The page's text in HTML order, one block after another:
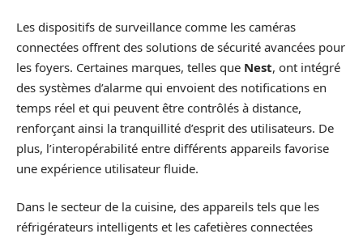
Les dispositifs de surveillance comme les caméras
connectées offrent des solutions de sécurité avancées pour
les foyers. Certaines marques, telles que Nest, ont intégré
des systèmes d’alarme qui envoient des notifications en
temps réel et qui peuvent être contrôlés à distance,
renforçant ainsi la tranquillité d’esprit des utilisateurs. De
plus, l’interopérabilité entre différents appareils favorise
une expérience utilisateur fluide.
Dans le secteur de la cuisine, des appareils tels que les
réfrigérateurs intelligents et les cafetières connectées